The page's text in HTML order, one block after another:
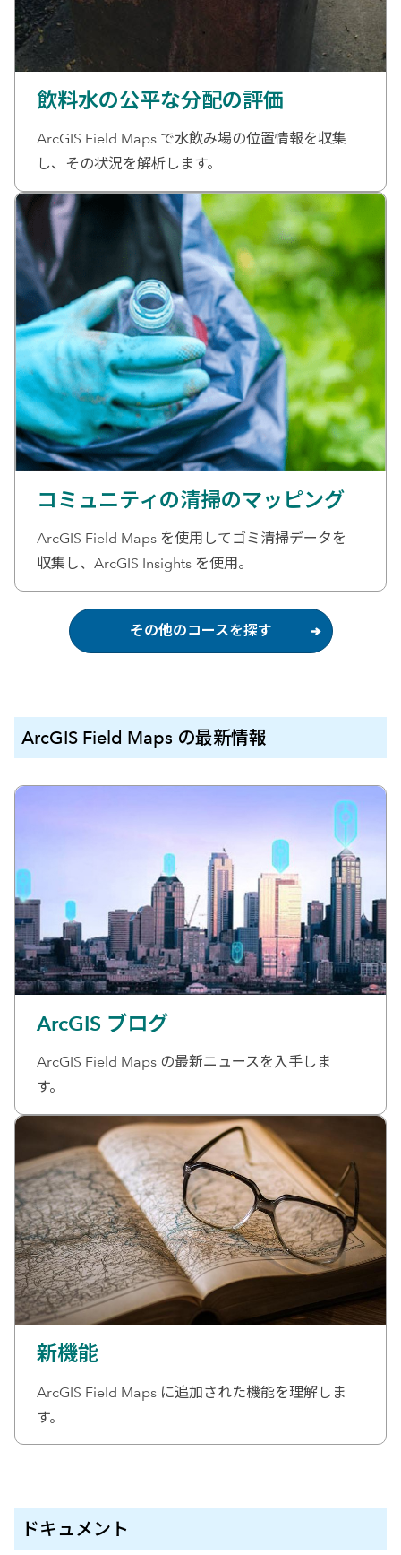
飲料水の公平な分配の評価
ArcGIS Field Maps で水飲み場の位置情報を収集
し、その状況を解析します。
コミュニティの清掃のマッピング
ArcGIS Field Maps を使用してゴミ清掃データを
収集し、ArcGIS Insights を使用。
その他のコースを探す
ArcGIS Field Maps の最新情報
ArcGIS ブログ
ArcGIS Field Maps の最新ニュースを入手しま
す。
新機能
ArcGIS Field Maps に追加された機能を理解しま
す。
ドキュメント